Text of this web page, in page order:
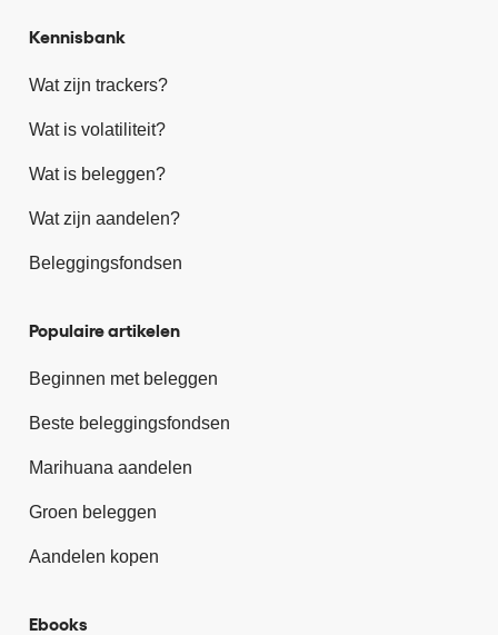
Kennisbank
Wat zijn trackers?
Wat is volatiliteit?
Wat is beleggen?
Wat zijn aandelen?
Beleggingsfondsen
Populaire artikelen
Beginnen met beleggen
Beste beleggingsfondsen
Marihuana aandelen
Groen beleggen
Aandelen kopen
Ebooks